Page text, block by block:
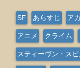
SF あらすじ ア
アニメ クライム
スティーヴン・ス